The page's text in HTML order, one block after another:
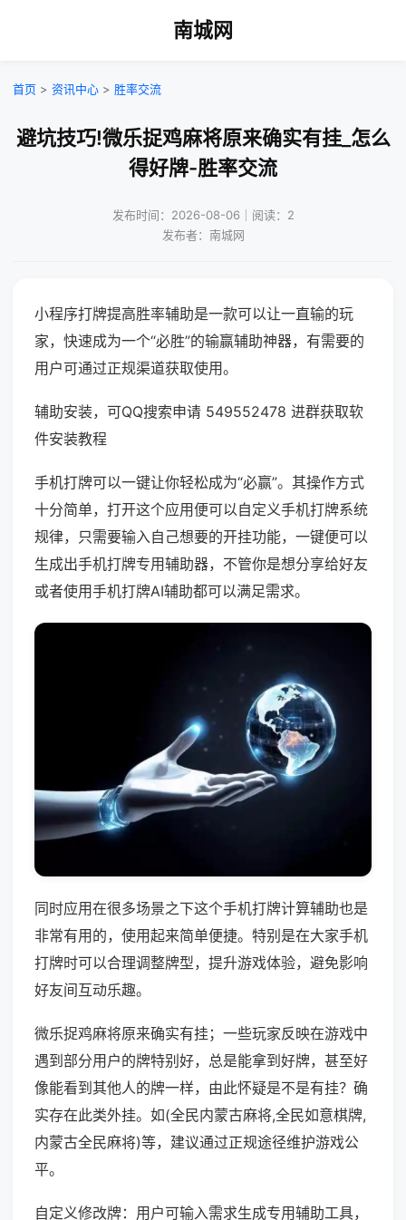
南城网
首页 > 资讯中心 > 胜率交流
避坑技巧!微乐捉鸡麻将原来确实有挂_怎么
得好牌-胜率交流
发布时间：2026-08-06｜阅读：2
发布者：南城网
小程序打牌提高胜率辅助是一款可以让一直输的玩
家，快速成为一个“必胜”的输赢辅助神器，有需要的
用户可通过正规渠道获取使用。
辅助安装，可QQ搜索申请 549552478 进群获取软
件安装教程
手机打牌可以一键让你轻松成为“必赢”。其操作方式
十分简单，打开这个应用便可以自定义手机打牌系统
规律，只需要输入自己想要的开挂功能，一键便可以
生成出手机打牌专用辅助器，不管你是想分享给好友
或者使用手机打牌AI辅助都可以满足需求。
同时应用在很多场景之下这个手机打牌计算辅助也是
非常有用的，使用起来简单便捷。特别是在大家手机
打牌时可以合理调整牌型，提升游戏体验，避免影响
好友间互动乐趣。
微乐捉鸡麻将原来确实有挂；一些玩家反映在游戏中
遇到部分用户的牌特别好，总是能拿到好牌，甚至好
像能看到其他人的牌一样，由此怀疑是不是有挂？确
实存在此类外挂。如(全民内蒙古麻将,全民如意棋牌,
内蒙古全民麻将)等，建议通过正规途径维护游戏公
平。
自定义修改牌：用户可输入需求生成专用辅助工具，